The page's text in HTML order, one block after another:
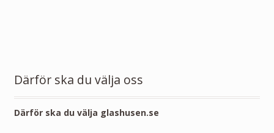
Därför ska du välja oss
Därför ska du välja glashusen.se